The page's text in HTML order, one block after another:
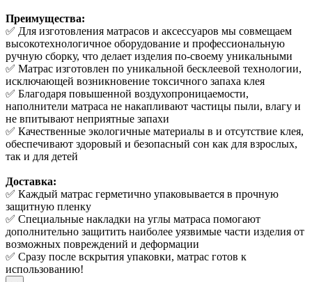
Преимущества:
✅ Для изготовления матрасов и аксессуаров мы совмещаем
высокотехнологичное оборудование и профессиональную
ручную сборку, что делает изделия по-своему уникальными
✅ Матрас изготовлен по уникальной бесклеевой технологии,
исключающей возникновение токсичного запаха клея
✅ Благодаря повышенной воздухопроницаемости,
наполнители матраса не накапливают частицы пыли, влагу и
не впитывают неприятные запахи
✅ Качественные экологичные материалы в и отсутствие клея,
обеспечивают здоровый и безопасный сон как для взрослых,
так и для детей
Доставка:
✅ Каждый матрас герметично упаковывается в прочную
защитную пленку
✅ Специальные накладки на углы матраса помогают
дополнительно защитить наиболее уязвимые части изделия от
возможных повреждений и деформации
✅ Сразу после вскрытия упаковки, матрас готов к
использованию!